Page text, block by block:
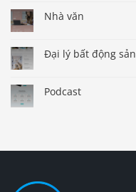
Nhà văn
Đại lý bất động sản
Podcast